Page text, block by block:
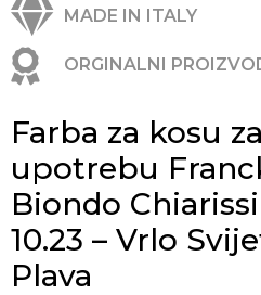
MADE IN ITALY
ORGINALNI
Farba za kosu
upotrebu
Biondo
10.23 – Vrlo
Plava